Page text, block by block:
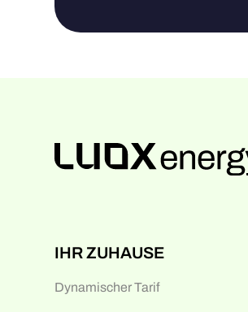
IHR ZUHAUSE
Dynamischer Tarif